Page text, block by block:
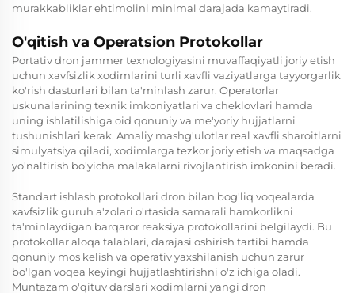
murakkabliklar ehtimolini minimal darajada kamaytiradi.
O'qitish va Operatsion Protokollar
Portativ dron jammer texnologiyasini muvaffaqiyatli joriy etish
uchun xavfsizlik xodimlarini turli xavfli vaziyatlarga tayyorgarlik
ko'rish dasturlari bilan ta'minlash zarur. Operatorlar
uskunalarining texnik imkoniyatlari va cheklovlari hamda
uning ishlatilishiga oid qonuniy va me'yoriy hujjatlarni
tushunishlari kerak. Amaliy mashg'ulotlar real xavfli sharoitlarni
simulyatsiya qiladi, xodimlarga tezkor joriy etish va maqsadga
yo'naltirish bo'yicha malakalarni rivojlantirish imkonini beradi.
Standart ishlash protokollari dron bilan bog'liq voqealarda
xavfsizlik guruh a'zolari o'rtasida samarali hamkorlikni
ta'minlaydigan barqaror reaksiya protokollarini belgilaydi. Bu
protokollar aloqa talablari, darajasi oshirish tartibi hamda
qonuniy mos kelish va operativ yaxshilanish uchun zarur
bo'lgan voqea keyingi hujjatlashtirishni o'z ichiga oladi.
Muntazam o'qituv darslari xodimlarni yangi dron